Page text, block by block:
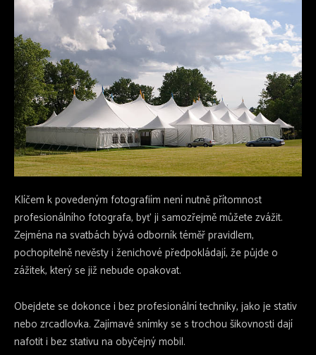
Klíčem k povedeným fotografiím není nutně přítomnost
profesionálního fotografa, byť ji samozřejmě můžete zvážit.
Zejména na svatbách bývá odborník téměř pravidlem,
pochopitelně nevěsty i ženichové předpokládají, že půjde o
zážitek, který se již nebude opakovat.
Obejdete se dokonce i bez profesionální techniky, jako je stativ
nebo zrcadlovka. Zajímavé snímky se s trochou šikovnosti dají
nafotit i bez stativu na obyčejný mobil.